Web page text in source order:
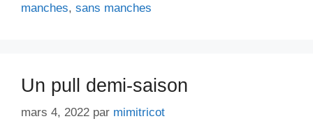
manches, sans manches
Un pull demi-saison
mars 4, 2022 par mimitricot